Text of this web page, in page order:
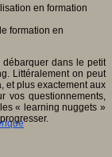
formation en
dans le petit
Littéralement on peut
et plus exactement aux
vos questionnements,
« learning nuggets »